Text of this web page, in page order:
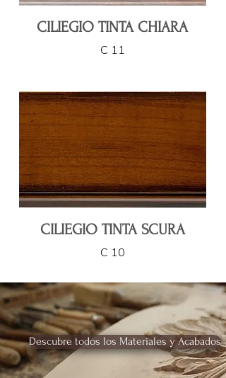
CILIEGIO TINTA CHIARA
C 11
CILIEGIO TINTA SCURA
C 10
Descubre todos los Materiales y Acabados